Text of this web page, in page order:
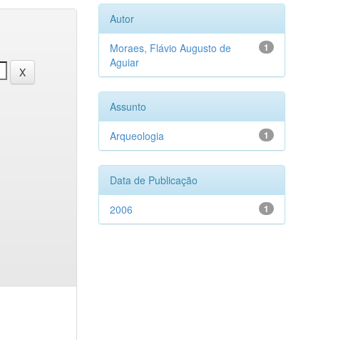
Autor
1
Moraes, Flávio Augusto de
Aguiar
Assunto
1
Arqueologia
Data de Publicação
1
2006